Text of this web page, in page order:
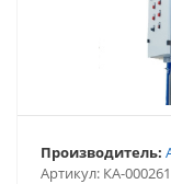
Артикул: КА-
Производитель: